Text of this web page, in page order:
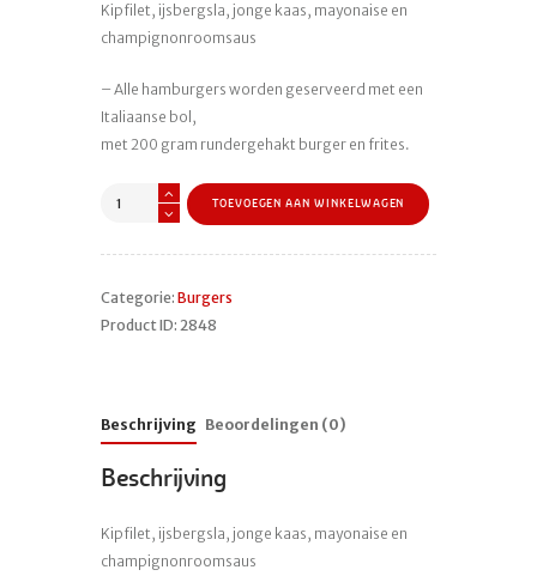
Kipfilet, ijsbergsla, jonge kaas, mayonaise en
champignonroomsaus
– Alle hamburgers worden geserveerd met een
Italiaanse bol,
met 200 gram rundergehakt burger en frites.
Kip
aantal
TOEVOEGEN AAN WINKELWAGEN
Categorie: Burgers
Product ID: 2848
Beschrijving Beoordelingen (0)
Beschrijving
Kipfilet, ijsbergsla, jonge kaas, mayonaise en
champignonroomsaus